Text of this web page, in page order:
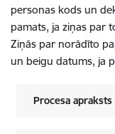
personas kods un
pamats, ja ziņas par
Ziņās par norādīto
un beigu datums, ja
Procesa apraksts